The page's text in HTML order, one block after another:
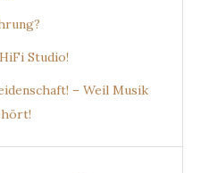
Studio!
– Weil Musik